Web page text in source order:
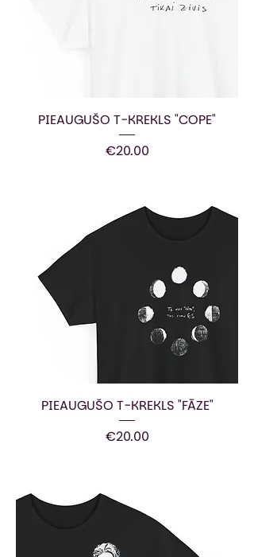
PIEAUGUŠO T-KREKLS "COPE"
Price
€20.00
PIEAUGUŠO T-KREKLS "FĀZE"
Price
€20.00